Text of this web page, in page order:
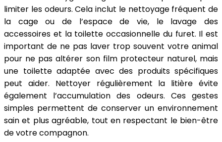
limiter les odeurs. Cela inclut le nettoyage fréquent de
la cage ou de l’espace de vie, le lavage des
accessoires et la toilette occasionnelle du furet. Il est
important de ne pas laver trop souvent votre animal
pour ne pas altérer son film protecteur naturel, mais
une toilette adaptée avec des produits spécifiques
peut aider. Nettoyer régulièrement la litière évite
également l’accumulation des odeurs. Ces gestes
simples permettent de conserver un environnement
sain et plus agréable, tout en respectant le bien-être
de votre compagnon.